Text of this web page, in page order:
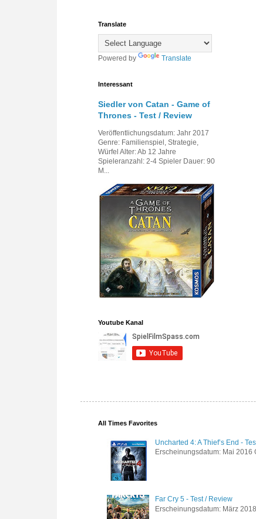
Translate
Powered by Translate
Interessant
Siedler von Catan - Game of
Thrones - Test / Review
Veröffentlichungsdatum: Jahr 2017
Genre: Familienspiel, Strategie,
Würfel Alter: Ab 12 Jahre
Spieleranzahl: 2-4 Spieler Dauer: 90
M...
Youtube Kanal
All Times Favorites
Uncharted 4: A Thief’s End -
Erscheinungsdatum: Mai 2016
Far Cry 5 - Test / Review
Erscheinungsdatum: März